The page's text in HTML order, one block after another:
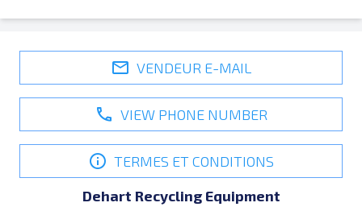
VENDEUR E-MAIL
VIEW PHONE NUMBER
TERMES ET CONDITIONS
Dehart Recycling Equipment